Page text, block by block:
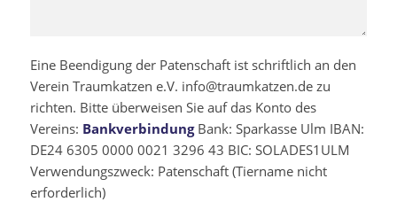
Eine Beendigung der Patenschaft ist schriftlich an den
Verein Traumkatzen e.V. info@traumkatzen.de zu
richten. Bitte überweisen Sie auf das Konto des
Vereins: BankverbindungBank: Sparkasse Ulm IBAN:
DE24 6305 0000 0021 3296 43 BIC: SOLADES1ULM
Verwendungszweck: Patenschaft (Tiername nicht
erforderlich)